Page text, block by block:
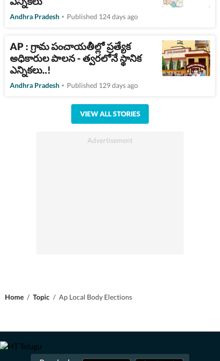
Andhra Pradesh Published 124 days ago
AP : గ్రామ పంచాయతీల్లో ప్రత్యేక
అధికారుల పాలన - త్వరలోనే స్థానిక
ఎన్నికలు..!
Andhra Pradesh Published 129 days ago
VIEW ALL STORIES
Home / Topic / Ap Local Body Elections